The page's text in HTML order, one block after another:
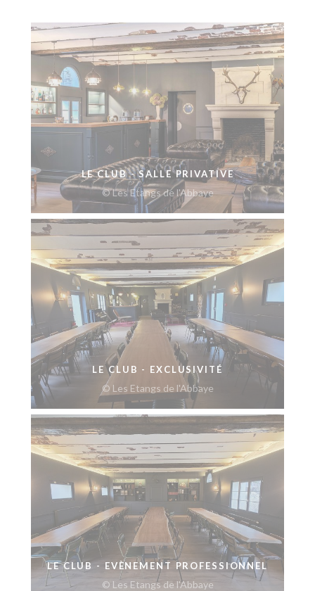
LE CLUB - SALLE PRIVATIVE
© Les Etangs de l'Abbaye
LE CLUB - EXCLUSIVITÉ
© Les Etangs de l'Abbaye
LE CLUB - EVÈNEMENT PROFESSIONNEL
© Les Etangs de l'Abbaye